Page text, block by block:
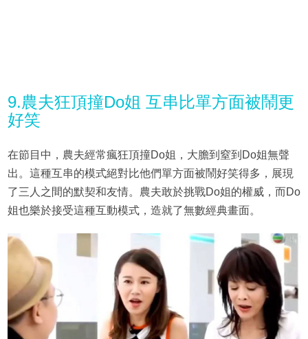
9.農夫狂頂撞Do姐 互串比單方面被鬧更
好笑
在節目中，農夫經常瘋狂頂撞Do姐，大膽到窒到Do姐無聲
出。這種互串的模式絕對比他們單方面被鬧好笑得多，展現
了三人之間的默契和友情。農夫敢於挑戰Do姐的權威，而Do
姐也樂於接受這種互動模式，造就了無數經典畫面。